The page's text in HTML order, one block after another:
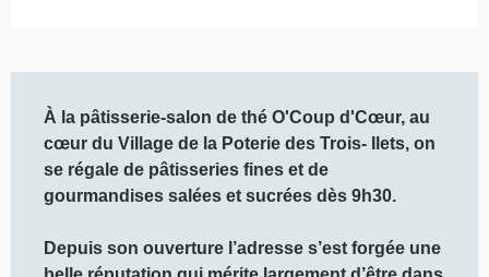
À la pâtisserie-salon de thé O'Coup d'Cœur, au
cœur du Village de la Poterie des Trois- Ilets, on
se régale de pâtisseries fines et de
gourmandises salées et sucrées dès 9h30.
Depuis son ouverture l’adresse s’est forgée une